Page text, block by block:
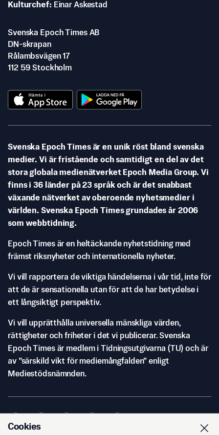
Kulturchef
Einar Askestad
Svenska Epoch Times AB
DN-skrapan
Rålambsvägen 17
112 59 Stockholm
Svenska Epoch Times är en unik röst bland svenska
medier. Vi är fristående och samtidigt en del av det
stora globala medienätverket Epoch Media Group. Vi
finns i 36 länder på 23 språk och är det snabbast
växande nätverket av oberoende nyhetsmedier i
världen. Svenska Epoch Times grundades år 2006
som webbtidning.
Epoch Times är en heltäckande nyhetstidning med
främst riksnyheter och internationella nyheter.
Vi vill rapportera de viktiga händelserna i vår tid, inte för
att de är sensationella utan för att de har betydelse i
ett långsiktigt perspektiv.
Vi vill upprätthålla universella mänskliga värden,
rättigheter och friheter i det vi publicerar. Svenska
Epoch Times är medlem i Tidningsutgivarna (TU) och är
av ”särskild vikt för mediemångfalden” enligt
Mediestödsnämnden.
Cookies